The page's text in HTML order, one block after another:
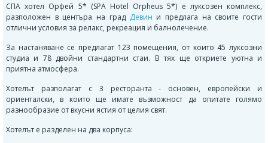
СПА хотел Орфей 5* (SPA Hotel Orpheus 5*) е луксозен комплекс,
разположен в центъра на град Девин и предлага на своите гости
отлични условия за релакс, рекреация и балнолечение.
За настаняване се предлагат 123 помещения, от които 45 луксозни
студиа и 78 двойни стандартни стаи. В тях ще откриете уютна и
приятна атмосфера.
Хотелът разполагат с 3 ресторанта - основен, европейски и
ориенталски, в които ще имате възможност да опитате голямо
разнообразие от вкусни ястия от целия свят.
Хотелът е разделен на два корпуса: